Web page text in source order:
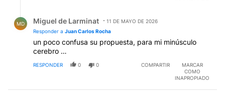
MD Miguel de Larminat
11 DE MAYO DE 2026
Responder a Juan Carlos Rocha
un poco confusa su propuesta, para mi minúsculo
cerebro …
RESPONDER 0 0 COMPARTIR
MARCAR
COMO
INAPROPIADO